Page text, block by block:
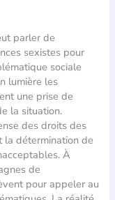
parler de
sexistes pour
sociale
lumière les
une prise de
la situation.
des droits des
la détermination de
À
de
pour appeler au